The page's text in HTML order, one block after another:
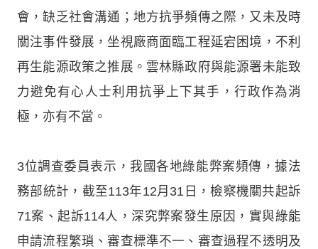
會，缺乏社會溝通；地方抗爭頻傳之際，又未及時
關注事件發展，坐視廠商面臨工程延宕困境，不利
再生能源政策之推展。雲林縣政府與能源署未能致
力避免有心人士利用抗爭上下其手，行政作為消
極，亦有不當。
3位調查委員表示，我國各地綠能弊案頻傳，據法
務部統計，截至113年12月31日，檢察機關共起訴
71案、起訴114人，深究弊案發生原因，實與綠能
申請流程繁瑣、審查標準不一、審查過程不透明及